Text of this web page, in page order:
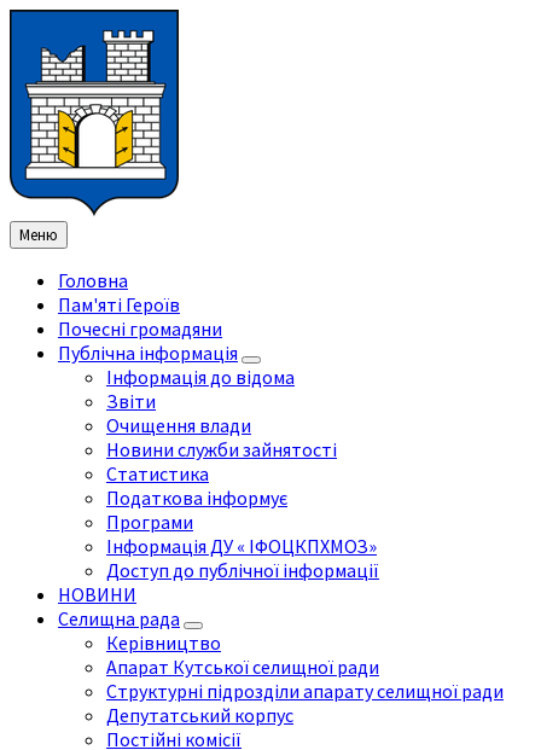
змісту
ліву
бічну
панель
праву
бічну
панель
нижнього
колонтитула
Меню
Головна
Пам'яті Героїв
Почесні громадяни
Публічна інформація
Інформація до відома
Звіти
Очищення влади
Новини служби зайнятості
Статистика
Податкова інформує
Програми
Інформація ДУ « ІФОЦКПХМОЗ»
Доступ до публічної інформації
НОВИНИ
Селищна рада
Керівництво
Апарат Кутської селищної ради
Структурні підрозділи апарату селищної ради
Депутатський корпус
Постійні комісії